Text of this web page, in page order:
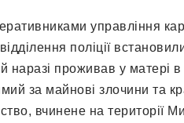
управління
поліції
наразі проживав у матері в
за майнові злочини та
вчинене на території